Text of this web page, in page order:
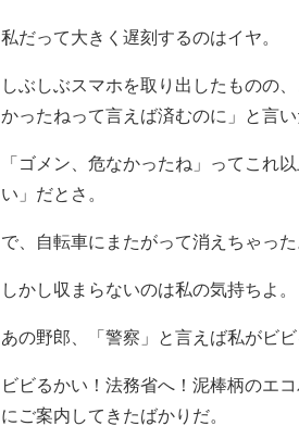
私だって大きく遅刻するのはイヤ。
しぶしぶスマホを取り出したものの
かったねって言えば済むのに」と言い
「ゴメン、危なかったね」ってこれ
い」だとさ。
で、自転車にまたがって消えちゃった
しかし収まらないのは私の気持ちよ。
あの野郎、「警察」と言えば私がビビ
ビビるかい！法務省へ！泥棒柄のエ
にご案内してきたばかりだ。